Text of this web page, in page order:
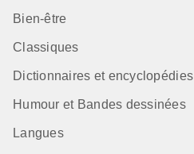
Bien-être
Classiques
Dictionnaires et encyclopédies
Humour et Bandes dessinées
Langues